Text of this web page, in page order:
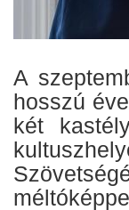
A
hosszú
két